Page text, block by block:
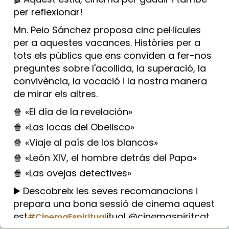
per reflexionar!
Mn. Peio Sánchez proposa cinc pel·lícules
per a aquestes vacances. Històries per a
tots els públics que ens conviden a fer-nos
preguntes sobre l'acollida, la superació, la
convivència, la vocació i la nostra manera
de mirar els altres.
🍿 «El día de la revelación»
🍿 «Las locas del Obelisco»
🍿 «Viaje al país de los blancos»
🍿 «León XIV, el hombre detrás del Papa»
🍿 «Las ovejas detectives»
▶️ Descobreix les seves recomanacions i
prepara una bona sessió de cinema aquest
est#CinemaEspiritualitual @cinemaspiritcat